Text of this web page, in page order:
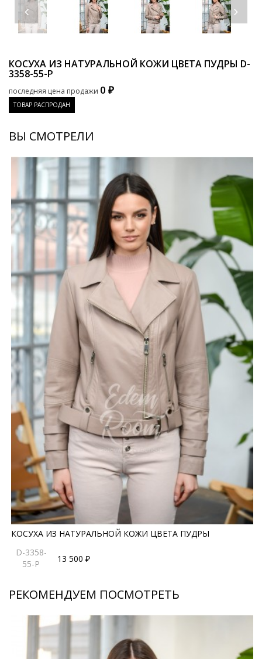
КОСУХА ИЗ НАТУРАЛЬНОЙ КОЖИ ЦВЕТА ПУДРЫ D-
3358-55-P
последняя цена продажи 0 ₽
ТОВАР РАСПРОДАН
ВЫ СМОТРЕЛИ
КОСУХА ИЗ НАТУРАЛЬНОЙ КОЖИ ЦВЕТА ПУДРЫ
D-3358-
55-P
13 500 ₽
РЕКОМЕНДУЕМ ПОСМОТРЕТЬ